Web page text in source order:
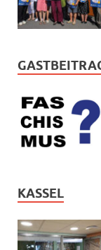
KASSEL